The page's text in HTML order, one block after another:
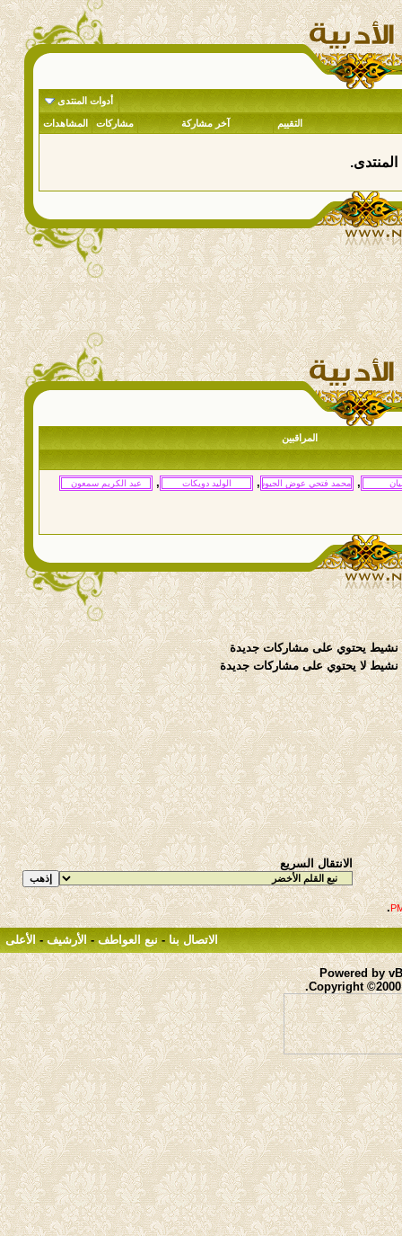
أدوات المنتدى
التقييم آخر مشاركة مشاركات المشاهدات
المراقبين
,
,
,
يحتوي على مشاركات جديدة
لا يحتوي على مشاركات جديدة
الانتقال السريع
.
الاتصال بنا - نبع العواطف - الأرشيف - الأعلى
Powered by
Copyright